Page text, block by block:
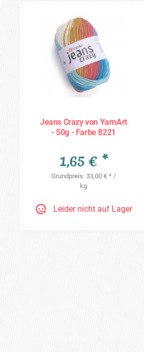
Jeans Crazy von YarnArt
- 50g - Farbe 8221
1,65 € *
Grundpreis: 33,00 € * /
kg
Leider nicht auf Lager